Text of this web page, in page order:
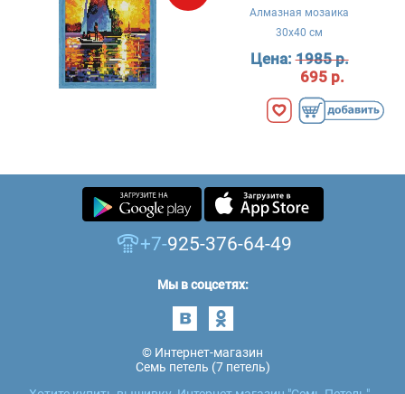
Алмазная мозаика
30x40 см
Цена:1985 р.
695 р.
+7-925-376-64-49
Мы в соцсетях:
© Интернет-магазин
Семь петель (7 петель)